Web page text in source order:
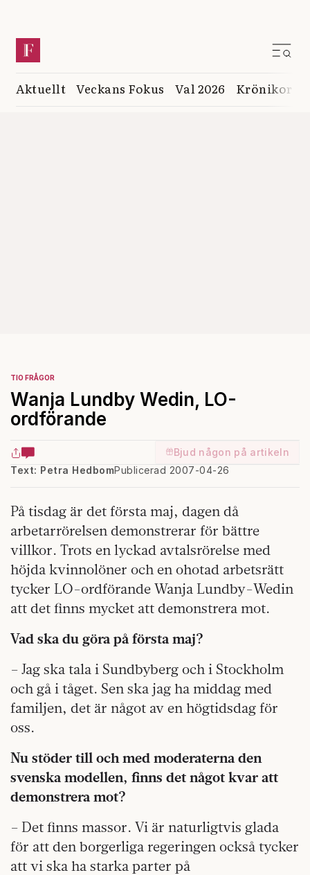
Aktuellt Veckans Fokus Val 2026 Krönikor
TIO FRÅGOR
Wanja Lundby Wedin, LO-
ordförande
Bjud någon på artikeln
Text: Petra HedbomPublicerad 2007-04-26
På tisdag är det första maj, dagen då
arbetarrörelsen demonstrerar för bättre
villkor. Trots en lyckad avtalsrörelse med
höjda kvinnolöner och en ohotad arbetsrätt
tycker LO-ordförande Wanja Lundby-Wedin
att det finns mycket att demonstrera mot.
Vad ska du göra på första maj?
– Jag ska tala i Sundbyberg och i Stockholm
och gå i tåget. Sen ska jag ha middag med
familjen, det är något av en högtidsdag för
oss.
Nu stöder till och med moderaterna den
svenska modellen, finns det något kvar att
demonstrera mot?
– Det finns massor. Vi är naturligtvis glada
för att den borgerliga regeringen också tycker
att vi ska ha starka parter på